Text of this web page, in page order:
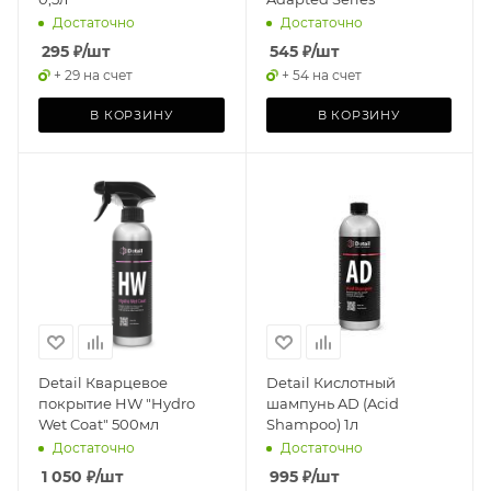
Достаточно
295 ₽/шт
+ 29 на счет
В КОРЗИНУ
Достаточно
545₽/шт
+ 54 на счет
В КОРЗИНУ
Detail Кварцевое
покрытие HW "Hydro
Wet Coat" 500мл
Достаточно
1 050 ₽/шт
Detail Кислотный
шампунь AD (Acid
Shampoo) 1л
Достаточно
995₽/шт